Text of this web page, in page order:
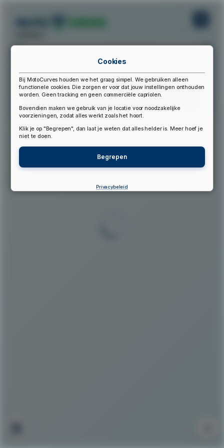
▲
Cookies
Bij MotoCurves houden we het graag simpel. We gebruiken alleen
functionele cookies. Die zorgen er voor dat jouw instellingen onthouden
worden. Geen tracking en geen commerciële capriolen.
Bovendien maken we gebruik van je locatie voor noodzakelijke
voorzieningen, zodat alles werkt zoals het hoort.
Klik je op "Begrepen", dan laat je weten dat alles helder is. Meer hoef je
niet te doen.
Begrepen
Privacybeleid